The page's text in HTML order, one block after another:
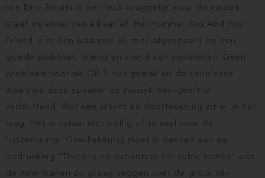
van Dire Straits is een leuk bruggetje maar de muziek
staat mijlenver van elkaar af. Het nummer You And Your
Friend is er één waarmee je, mits afgespeeld op een
goede audioset, vriend en vijand kan imponeren. Geen
probleem voor de QR 7; het gemak en de souplesse
waarmee deze speaker de muziek weergeeft is
verbluffend. Wat een kracht en doortekening zit er in het
laag. Het is totaal niet wollig of te veel voor de
luisterruimte. Onwillekeurig moet ik denken aan de
uitdrukking “There is no substitute for cubic inches” wat
de Amerikanen zo graag zeggen over de grote V8-